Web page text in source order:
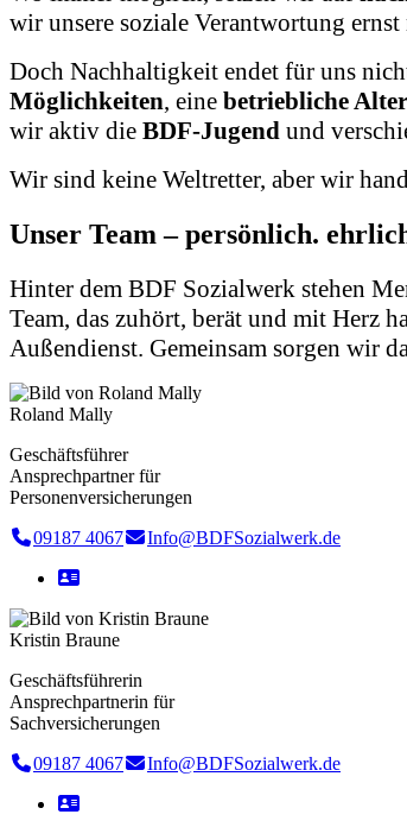
wir unsere soziale Verantwortung
Doch Nachhaltigkeit endet für uns
Möglichkeiten, eine betriebliche
wir aktiv die BDF-Jugend und
Wir sind keine Weltretter, aber wir
Unser Team – persönlich.
Hinter dem BDF Sozialwerk stehen
Team, das zuhört, berät und mit Herz
Außendienst. Gemeinsam sorgen wir
Roland Mally
Geschäftsführer
Ansprechpartner für
Personenversicherungen
09187 4067
Info@BDFSozialwerk.de
Kristin Braune
Geschäftsführerin
Ansprechpartnerin für
Sachversicherungen
09187 4067
Info@BDFSozialwerk.de